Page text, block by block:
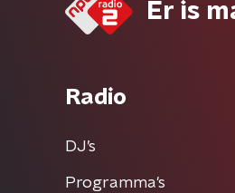
Er is
Radio
DJ’s
Programma's